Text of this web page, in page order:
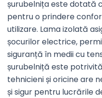
șurubelnița este dotată
pentru o prindere
utilizare. Lama izolată
șocurilor electrice,
siguranță în medii cu
șurubelniță este
tehnicieni și oricine are
și sigur pentru lucrările